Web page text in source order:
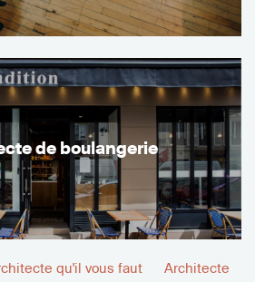
de boulangerie
qu'il vous faut
Architecte